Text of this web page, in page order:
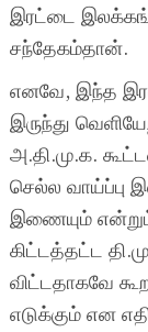
இரட்டை
சந்தேகம்தான்.
எனவே, இந்த
இருந்து
அ.தி.மு.க.
செல்ல வாய்ப்பு
இணையும் என்றும்
கிட்டத்தட்ட
விட்டதாகவே
எடுக்கும் என